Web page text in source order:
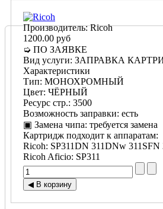
Производитель:Ricoh
1200.00 руб
➭ ПО ЗАЯВКЕ
Вид услуги: ЗАПРАВКА
Характеристики
Тип: МОНОХРОМНЫЙ
Цвет: ЧЁРНЫЙ
Ресурс стр.: 3500
Возможность заправки: есть
▣ Замена чипа: требуется замена
Картридж подходит к аппаратам:
Ricoh: SP311DN 311DNw
Ricoh Aficio: SP311